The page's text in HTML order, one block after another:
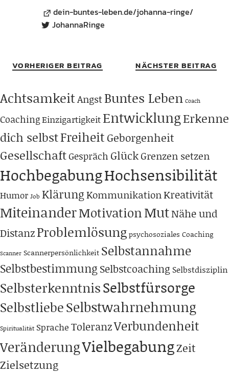
dein-buntes-leben.de/johanna-ringe/
JohannaRinge
VORHERIGER BEITRAG NÄCHSTER BEITRAG
AchtsamkeitAngstBuntes Leben Coach
CoachingEinzigartigkeit EntwicklungErkenne
dich selbstFreiheit Geborgenheit
GesellschaftGespräch GlückGrenzen setzen
HochbegabungHochsensibilität
Humor Job KlärungKommunikationKreativität
MiteinanderMotivationMutNähe und
DistanzProblemlösungpsychosoziales Coaching
Scanner Scannerpersönlichkeit Selbstannahme
Selbstbestimmung Selbstcoaching Selbstdisziplin
SelbsterkenntnisSelbstfürsorge
SelbstliebeSelbstwahrnehmung
Spiritualität Sprache ToleranzVerbundenheit
VeränderungVielbegabungZeit
Zielsetzung